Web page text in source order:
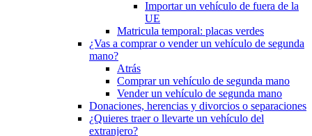
Importar un vehículo de fuera de la
UE
Matricula temporal: placas verdes
¿Vas a comprar o vender un vehículo de segunda
mano?
Atrás
Comprar un vehículo de segunda mano
Vender un vehículo de segunda mano
Donaciones, herencias y divorcios o separaciones
¿Quieres traer o llevarte un vehículo del
extranjero?